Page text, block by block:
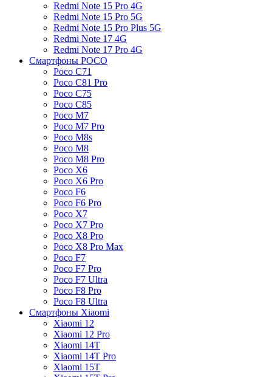
Redmi Note 15 Pro 4G
Redmi Note 15 Pro 5G
Redmi Note 15 Pro Plus 5G
Redmi Note 17 4G
Redmi Note 17 Pro 4G
Смартфоны POCO
Poco C71
Poco C81 Pro
Poco C75
Poco C85
Poco M7
Poco M7 Pro
Poco M8s
Poco M8
Poco M8 Pro
Poco X6
Poco X6 Pro
Poco F6
Poco F6 Pro
Poco X7
Poco X7 Pro
Poco X8 Pro
Poco X8 Pro Max
Poco F7
Poco F7 Pro
Poco F7 Ultra
Poco F8 Pro
Poco F8 Ultra
Смартфоны Xiaomi
Xiaomi 12
Xiaomi 12 Pro
Xiaomi 14T
Xiaomi 14T Pro
Xiaomi 15T